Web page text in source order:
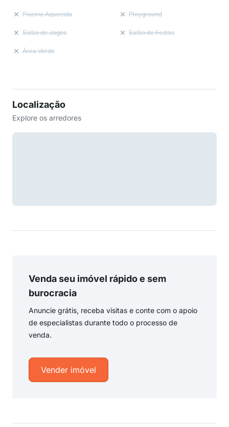
Piscina Aquecida Playground
Salão de Jogos Salão de Festas
Área Verde
Localização
Explore os arredores
Venda seu imóvel rápido e sem
burocracia
Anuncie grátis, receba visitas e conte com o apoio
de especialistas durante todo o processo de
venda.
Vender imóvel